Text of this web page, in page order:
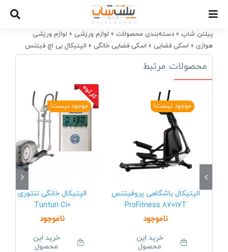
contentپیلتن شاپ » دسته‌بندی محصولات » لوازم ورزشی » لوازم ورزشی
هوازی » اسکی فضایی » اسکی فضایی خانگی » الپتیکال بی اچ فیتنس
Quick
محصولات مرتبط
موجود نیست!
الپتیکال باشگاهی پروفیتنس
ProFitness 87017T
ناموجود
خرید این
محصول
موجود نیست!
الپتیکال خانگی تنتوری
Tunturi C10
ناموجود
خرید این
محصول